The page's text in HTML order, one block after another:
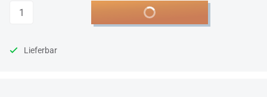
Anzahl In den Warenkorb
Lieferbar